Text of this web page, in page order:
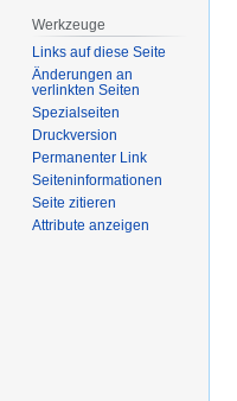
Werkzeuge
Links auf diese Seite
Änderungen an
verlinkten Seiten
Spezialseiten
Druckversion
Permanenter Link
Seiten­­informationen
Seite zitieren
Attribute anzeigen